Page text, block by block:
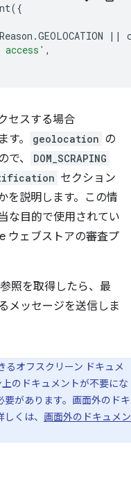
({
Reason .GEOLOCATION ||
,
セスする場合
。 geolocation の
、
DOM_SCRAPING
セクション
を説明します。この情
な目的で使用されてい
ウェブストアの審査プ
照を取得したら、最
メッセージを送信しま
オフスクリーン ドキュメ
のドキュメントが不要にな
があります。画面外のドキ
くは、 画面外のドキュメン